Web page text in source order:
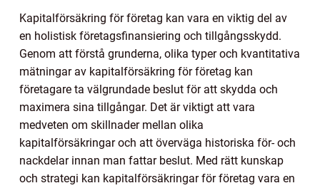
Kapitalförsäkring för företag kan vara en viktig del av
en holistisk företagsfinansiering och tillgångsskydd.
Genom att förstå grunderna, olika typer och kvantitativa
mätningar av kapitalförsäkring för företag kan
företagare ta välgrundade beslut för att skydda och
maximera sina tillgångar. Det är viktigt att vara
medveten om skillnader mellan olika
kapitalförsäkringar och att överväga historiska för- och
nackdelar innan man fattar beslut. Med rätt kunskap
och strategi kan kapitalförsäkringar för företag vara en